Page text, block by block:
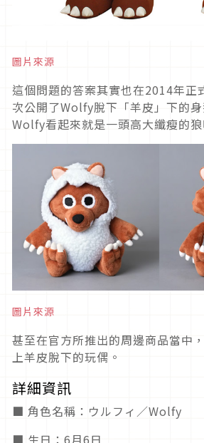
圖片來源
這個問題的答案其實也在2014年正
次公開了Wolfy脫下「羊皮」下的
Wolfy看起來就是一頭高大纖瘦的狼
圖片來源
甚至在官方所推出的周邊商品當中
上羊皮脫下的玩偶。
詳細資訊
■ 角色名稱：ウルフィ／Wolfy